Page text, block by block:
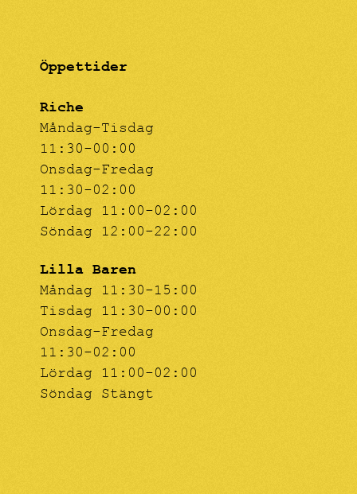
Öppettider
Riche
Måndag-Tisdag
11:30-00:00
Onsdag-Fredag
11:30-02:00
Lördag 11:00-02:00
Söndag 12:00-22:00
Lilla Baren
Måndag 11:30-15:00
Tisdag 11:30-00:00
Onsdag-Fredag
11:30-02:00
Lördag 11:00-02:00
Söndag Stängt